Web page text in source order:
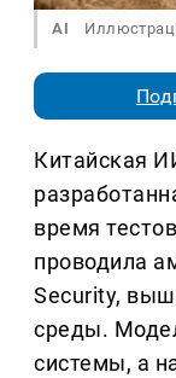
AI
Китайская
время
проводила
Security,
среды.
системы, а